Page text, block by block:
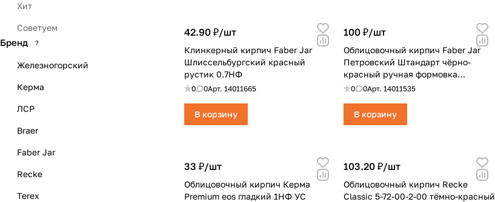
42.90 ₽/шт
Клинкерный кирпич Faber Jar
Шлиссельбургский красный
рустик 0.7НФ
0 0Арт. 14011665
В корзину
100 ₽/шт
Облицовочный кирпич Faber Jar
Петровский Штандарт чёрно-
красный ручная формовка
полнотелый
0 0Арт. 14011535
В корзину
33 ₽/шт
Облицовочный кирпич Керма
Premium eos гладкий 1НФ УС
103.20 ₽/шт
Облицовочный кирпич Recke
Classic 5-72-00-2-00 тёмно-красный
Хит
Советуем
Бренд ?
Железногорский
Керма
ЛСР
Braer
Faber Jar
Recke
Terex